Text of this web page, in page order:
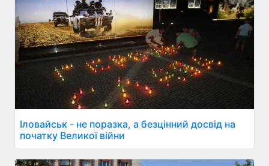
Іловайськ - не поразка, а безцінний досвід на
початку Великої війни